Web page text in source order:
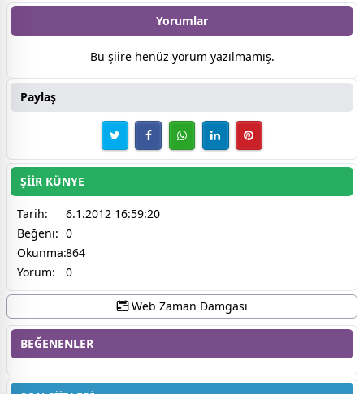
Yorumlar
Bu şiire henüz yorum yazılmamış.
Paylaş
ŞİİR KÜNYE
Tarih:
6.1.2012 16:59:20
Beğeni: 0
Okunma:864
Yorum:
0
Web Zaman Damgası
BEĞENENLER